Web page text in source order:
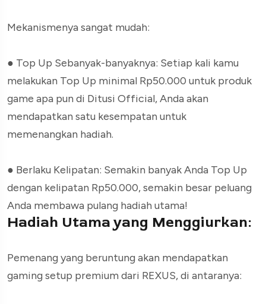
Mekanismenya sangat mudah:
● Top Up Sebanyak-banyaknya: Setiap kali kamu
melakukan Top Up minimal Rp50.000 untuk produk
game apa pun di Ditusi Official, Anda akan
mendapatkan satu kesempatan untuk
memenangkan hadiah.
● Berlaku Kelipatan: Semakin banyak Anda Top Up
dengan kelipatan Rp50.000, semakin besar peluang
Anda membawa pulang hadiah utama!
Hadiah Utama yang Menggiurkan:
Pemenang yang beruntung akan mendapatkan
gaming setup premium dari REXUS, di antaranya: